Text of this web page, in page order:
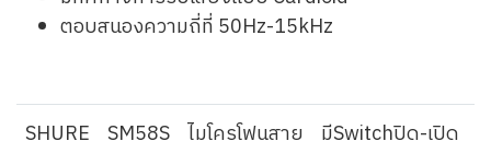
ตอบสนองความถี่ที่ 50Hz-15kHz
SHURE SM58S ไมโครโฟนสาย มีSwitchปิด-เปิด